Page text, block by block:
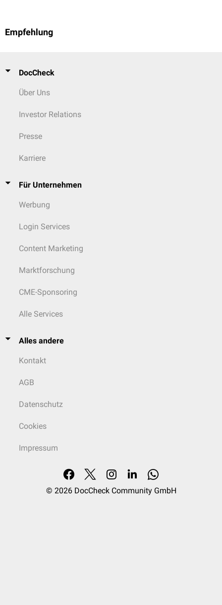
Empfehlung
DocCheck
Über Uns
Investor Relations
Presse
Karriere
Für Unternehmen
Werbung
Login Services
Content Marketing
Marktforschung
CME-Sponsoring
Alle Services
Alles andere
Kontakt
AGB
Datenschutz
Cookies
Impressum
© 2026 DocCheck Community GmbH